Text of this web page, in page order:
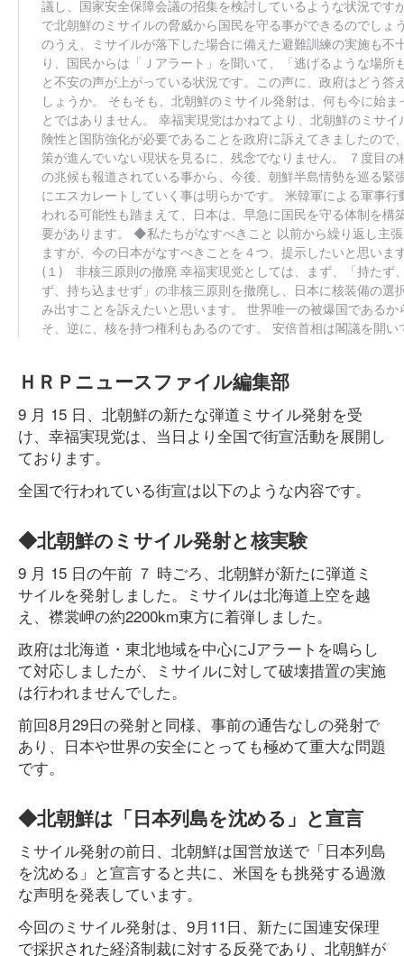
ＨＲＰニュースファイル編集部
9 月 15 日、北朝鮮の新たな弾道ミサイル発射を受
け、幸福実現党は、当日より全国で街宣活動を展開し
ております。
全国で行われている街宣は以下のような内容です。
◆北朝鮮のミサイル発射と核実験
9 月 15 日の午前 ７ 時ごろ、北朝鮮が新たに弾道ミ
サイルを発射しました。ミサイルは北海道上空を越
え、襟裳岬の約2200km東方に着弾しました。
政府は北海道・東北地域を中心にJアラートを鳴らし
て対応しましたが、ミサイルに対して破壊措置の実施
は行われませんでした。
前回8月29日の発射と同様、事前の通告なしの発射で
あり、日本や世界の安全にとっても極めて重大な問題
です。
◆北朝鮮は「日本列島を沈める」と宣言
ミサイル発射の前日、北朝鮮は国営放送で「日本列島
を沈める」と宣言すると共に、米国をも挑発する過激
な声明を発表しています。
今回のミサイル発射は、9月11日、新たに国連安保理
で採択された経済制裁に対する反発であり、北朝鮮が